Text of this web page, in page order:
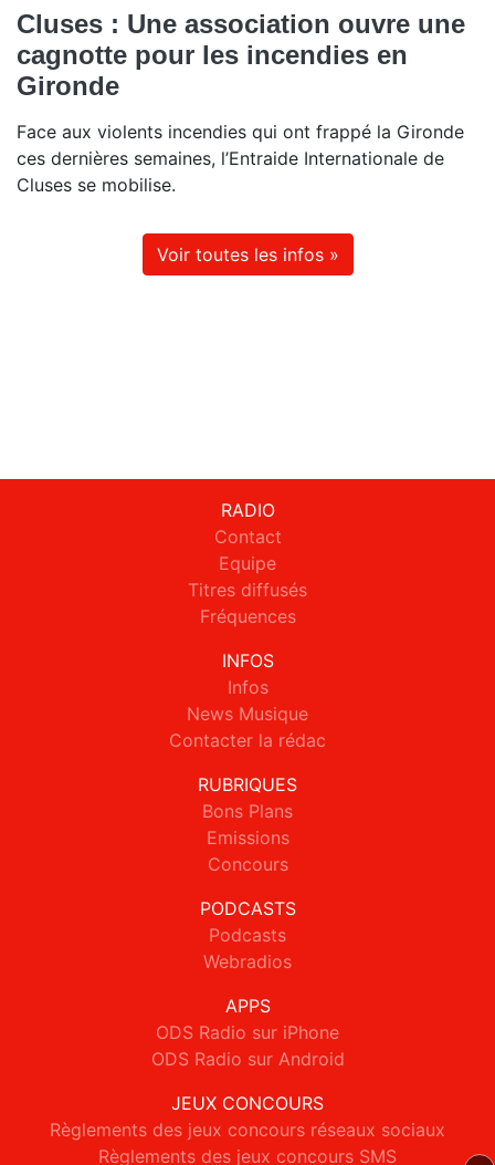
Cluses : Une association ouvre une
cagnotte pour les incendies en
Gironde
Face aux violents incendies qui ont frappé la Gironde
ces dernières semaines, l’Entraide Internationale de
Cluses se mobilise.
Voir toutes les infos »
RADIO
Contact
Equipe
Titres diffusés
Fréquences
INFOS
Infos
News Musique
Contacter la rédac
RUBRIQUES
Bons Plans
Emissions
Concours
PODCASTS
Podcasts
Webradios
APPS
ODS Radio sur iPhone
ODS Radio sur Android
JEUX CONCOURS
Règlements des jeux concours réseaux sociaux
Règlements des jeux concours SMS